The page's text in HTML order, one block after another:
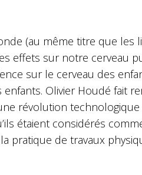
(au même titre que
effets sur notre cerveau
sur le cerveau des
Olivier Houdé fait
révolution
étaient considérés
pratique de travaux